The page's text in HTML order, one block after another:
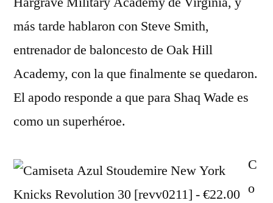
más tarde hablaron con Steve Smith,
entrenador de baloncesto de Oak Hill
Academy, con la que finalmente se quedaron.
El apodo responde a que para Shaq Wade es
como un superhéroe.
C
o